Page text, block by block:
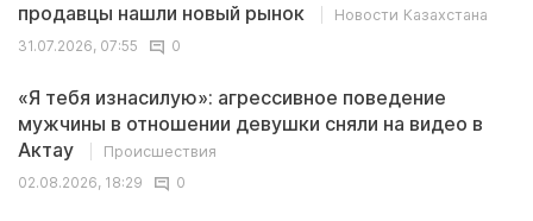
продавцы нашли новый рынок
Новости Казахстана
31.07.2026, 07:55
0
«Я тебя изнасилую»: агрессивное поведение
мужчины в отношении девушки сняли на видео в
Актау
Происшествия
02.08.2026, 18:29
0